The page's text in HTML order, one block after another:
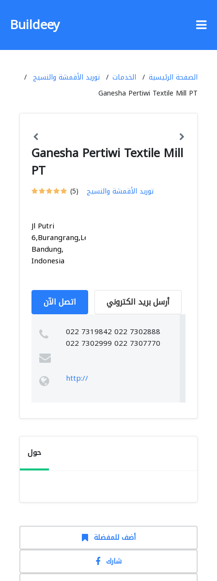
Buildeey
الصفحة الرئيسية الخدمات
توريد الأقمشة والنسيج
Ganesha Pertiwi Textile Mill PT
Ganesha Pertiwi Textile Mill
PT
(5) توريد الأقمشة والنسيج
Jl Putri
6,Burangrang,Lengkong,
Bandung,
Indonesia
اتصل الآن أرسل بريد الكتروني
022 7319842 022 7302888
022 7302999 022 7307770
http://
حول
أضف للمفضلة
شارك